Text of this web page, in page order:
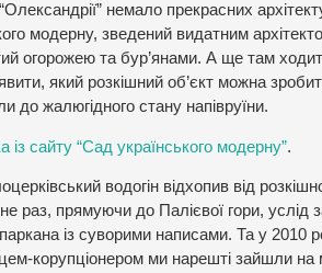
немало прекрасних
модерну, зведений видатним
огорожею та бур’янами. А ще там
який розкішний об’єкт можна
до жалюгідного стану напівруїни.
із сайту “Сад українського модерну”.
водогін відхопив від
раз, прямуючи до Палієвої гори, услід
із суворими написами. Та у 2010
корупціонером ми нарешті зайшли на